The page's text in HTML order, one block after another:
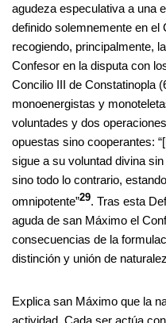
agudeza especulativa a una
definido solemnemente en el
recogiendo, principalmente,
Confesor en la disputa con
Concilio III de Constatinopla
monoenergistas y
voluntades y dos
opuestas sino cooperantes:
sigue a su voluntad divina
sino todo lo contrario,
omnipotente”29. Tras esta
aguda de san Máximo el
consecuencias de la
distinción y unión de
Explica san Máximo que la
actividad. Cada ser actúa